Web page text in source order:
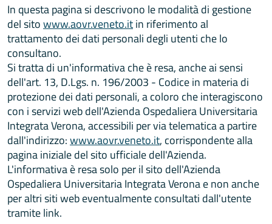
In questa pagina si descrivono le modalità di gestione
del sitowww.aovr.veneto.itin riferimento al
trattamento dei dati personali degli utenti che lo
consultano.
Si tratta di un'informativa che è resa, anche ai sensi
dell'art. 13, D.Lgs. n. 196/2003 - Codice in materia di
protezione dei dati personali, a coloro che interagiscono
con i servizi web dell'Azienda Ospedaliera Universitaria
Integrata Verona, accessibili per via telematica a partire
dall'indirizzo:www.aovr.veneto.it, corrispondente alla
pagina iniziale del sito ufficiale dell'Azienda.
L'informativa è resa solo per il sito dell'Azienda
Ospedaliera Universitaria Integrata Verona e non anche
per altri siti web eventualmente consultati dall'utente
tramite link.